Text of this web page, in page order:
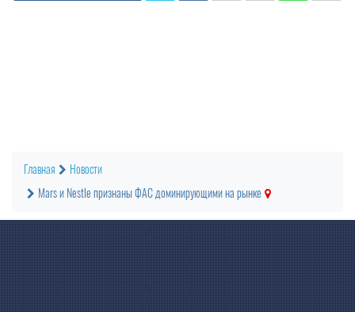
Главная
Новости
Mars и Nestle признаны ФАС доминирующими на рынке